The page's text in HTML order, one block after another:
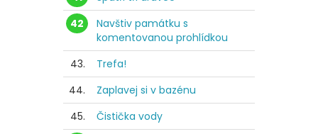
42
Navštiv památku s
komentovanou prohlídkou
43.
Trefa!
44.
Zaplavej si v bazénu
45.
Čistička vody